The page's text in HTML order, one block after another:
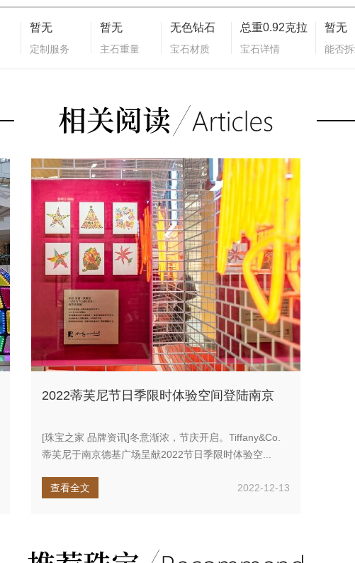
暂无
定制服务
暂无
主石重量
无色钻石
宝石材质
总重0.92克拉
宝石详情
暂无
能否
2022蒂芙尼节日季限时体验空间登陆南京
[珠宝之家 品牌资讯]冬意渐浓，节庆开启。Tiffany&Co.
蒂芙尼于南京德基广场呈献2022节日季限时体验空...
查看全文 2022-12-13